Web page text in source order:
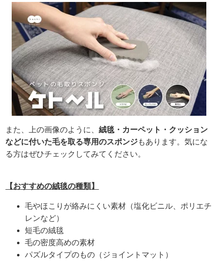
また、上の画像のように、絨毯・カーペット・クッション
などに付いた毛を取る専用のスポンジもあります。気にな
る方はぜひチェックしてみてください。
【おすすめの絨毯の種類】
毛やほこりが絡みにくい素材（塩化ビニル、ポリエチ
レンなど）
短毛の絨毯
毛の密度高めの素材
パズルタイプのもの（ジョイントマット）